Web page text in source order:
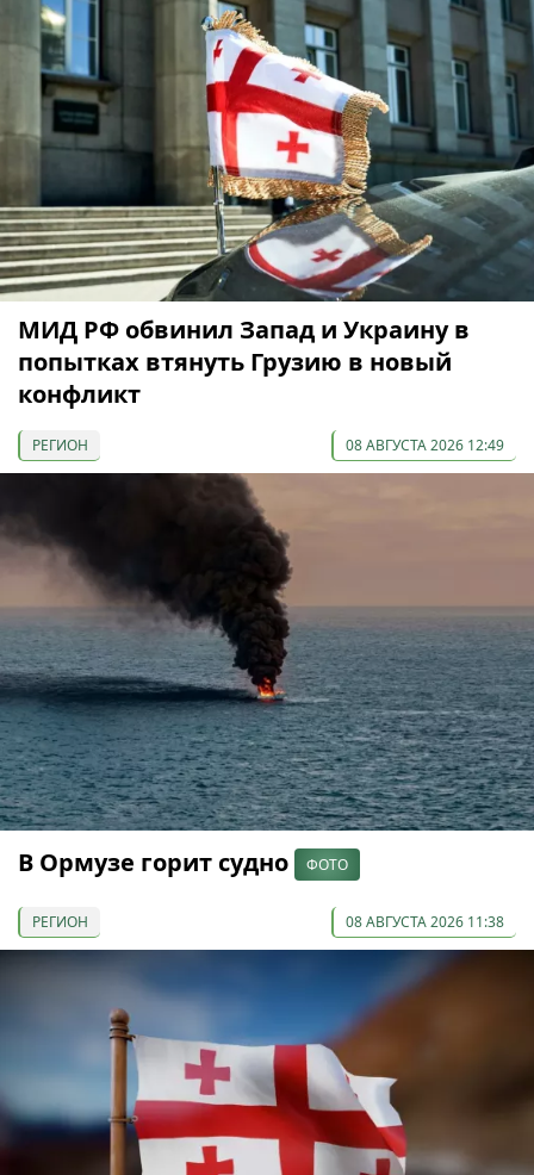
МИД РФ обвинил Запад и Украину в
попытках втянуть Грузию в новый
конфликт
РЕГИОН 08 АВГУСТА 2026 12:49
В Ормузе горит судно ФОТО
РЕГИОН 08 АВГУСТА 2026 11:38